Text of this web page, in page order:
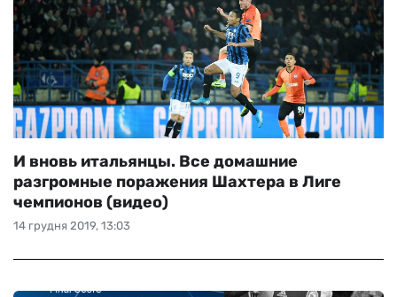
14 грудня 2019, 13:03
И вновь итальянцы. Все домашние
разгромные поражения Шахтера в Лиге
чемпионов (видео)